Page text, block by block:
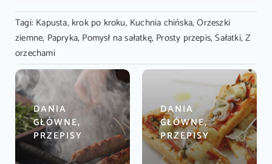
Tagi: Kapusta, krok po kroku, Kuchnia chińska,Orzeszki
ziemne, Papryka, Pomysł na sałatkę, Prosty przepis,Sałatki,Z
orzechami
DANIA
GŁÓWNE,
PRZEPISY
DANIA
GŁÓWNE,
PRZEPISY